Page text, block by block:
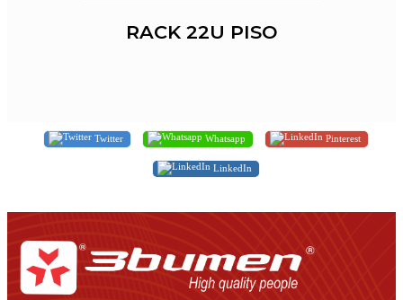
RACK 22U PISO
Twitter Whatsapp Pinterest
LinkedIn